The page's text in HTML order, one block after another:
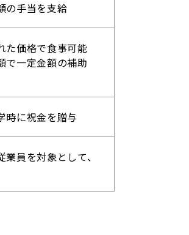
の手当を支給
た価格で食事可能
で一定金額の補助
時に祝金を贈与
員を対象として、